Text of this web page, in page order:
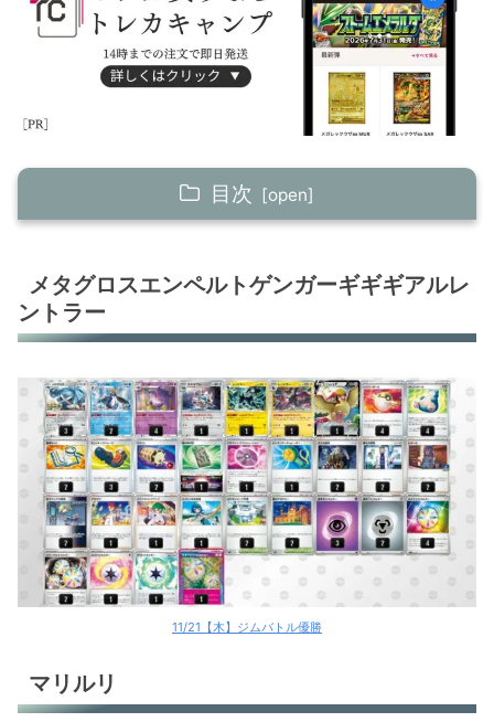
目次
トラー
マリルリ
エンテイV+オーガポンex
ピカチュウex＋ハピナスex
ピカチュウex＋ラテパゴスex
サザンドラex
未来バレット
ローブシン
メタグロスエンペルトゲンガーギギギアルレ
ントラー
11/21【木】ジムバトル優勝
マリルリ